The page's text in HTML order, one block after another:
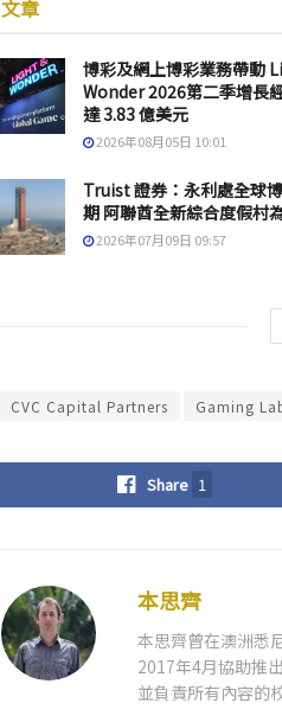
文章
博彩及網上博彩業務帶動
Wonder 2026第二季增長
達 3.83 億美元
2026年08月05日 10:01
Truist 證券：永利處全球
期 阿聯酋全新綜合度假村
2026年07月09日 09:57
CVC Capital Partners Gaming
Share 1
本思齊
本思齊曾在澳洲悉
2017年4月協助推
並負責所有內容的